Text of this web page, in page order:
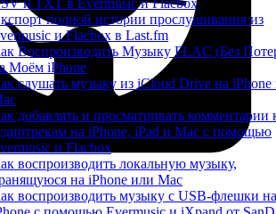
и TXT в Evermusic и Flacbox
полной истории прослушивания из
и Flacbox в Last.fm
Воспроизводить Музыку FLAC (Без
Моём iPhone
слушать музыку из iCloud Drive на iPhone
добавлять и просматривать комментарии
на iPhone, iPad и Mac с помощью
и Flacbox
воспроизводить локальную музыку,
на iPhone или Mac
воспроизводить музыку с USB-флешки на